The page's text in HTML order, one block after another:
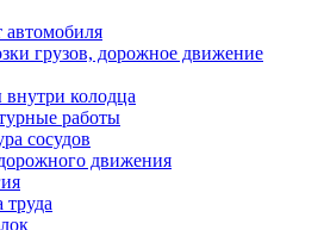
автомобиля
грузов, дорожное движение
внутри колодца
работы
сосудов
движения
труда